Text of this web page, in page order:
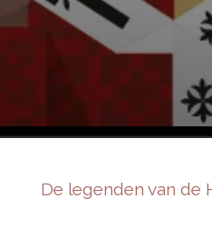
De legenden van de